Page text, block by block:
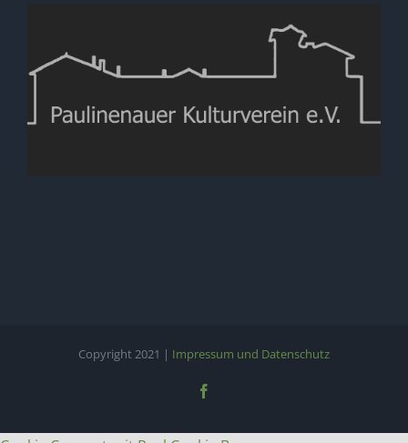
Copyright 2021 | Impressum und Datenschutz